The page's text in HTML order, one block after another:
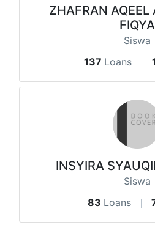
ZHAFRAN AQEEL
FIQYA
Siswa
137 Loans
INSYIRA
Siswa
83 Loans